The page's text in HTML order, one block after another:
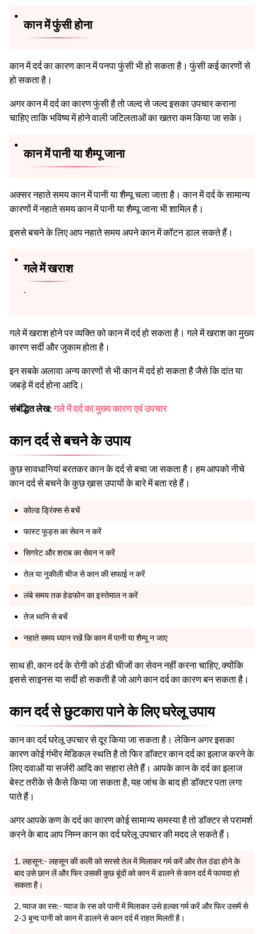
कान में फुंसी होना
कान में दर्द का कारण कान में पनपा फुंसी भी हो सकता है। फुंसी कई कारणों से
हो सकता है।
अगर कान में दर्द का कारण फुंसी है तो जल्द से जल्द इसका उपचार कराना
चाहिए ताकि भविष्य में होने वाली जटिलताओं का खतरा कम किया जा सके।
कान में पानी या शैम्पू जाना
अक्सर नहाते समय कान में पानी या शैम्पू चला जाता है। कान में दर्द के सामान्य
कारणों में नहाते समय कान में पानी या शैम्पू जाना भी शामिल है।
इससे बचने के लिए आप नहाते समय अपने कान में कॉटन डाल सकते हैं।
गले में खराश
`
गले में खराश होने पर व्यक्ति को कान में दर्द हो सकता है। गले में खराश का मुख्य
कारण सर्दी और जुकाम होता है।
इन सबके अलावा अन्य कारणों से भी कान में दर्द हो सकता है जैसे कि दांत या
जबड़े में दर्द होना आदि।
संबंद्धित लेख:गले में दर्द का मुख्य कारण एवं उपचार
कान दर्द से बचने के उपाय
कुछ सावधानियां बरतकर कान के दर्द से बचा जा सकता है। हम आपको नीचे
कान दर्द से बचने के कुछ ख़ास उपायों के बारे में बता रहे हैं।
कोल्ड ड्रिंक्स से बचें
फास्ट फूड्स का सेवन न करें
सिगरेट और शराब का सेवन न करें
तेल या नुकीली चीज से कान की सफाई न करें
लंबे समय तक हेडफोन का इस्तेमाल न करें
तेज ध्वनि से बचें
नहाते समय ध्यान रखें कि कान में पानी या शैम्पू न जाए
साथ ही, कान दर्द के रोगी को ठंडी चीजों का सेवन नहीं करना चाहिए, क्योंकि
इससे साइनस या सर्दी हो सकती है जो आगे कान दर्द का कारण बन सकता है।
कान दर्द से छुटकारा पाने के लिए घरेलू उपाय
कान का दर्द घरेलू उपचार से दूर किया जा सकता है। लेकिन अगर इसका
कारण कोई गंभीर मेडिकल स्थति है तो फिर डॉक्टर कान दर्द का इलाज करने के
लिए दवाओं या सर्जरी आदि का सहारा लेते हैं। आपके कान के दर्द का इलाज
बेस्ट तरीके से कैसे किया जा सकता है, यह जांच के बाद ही डॉक्टर पता लगा
पाते हैं।
अगर आपके कण के दर्द का कारण कोई सामान्य समस्या है तो डॉक्टर से परामर्श
करने के बाद आप निम्न कान का दर्द घरेलू उपचार की मदद ले सकते हैं।
लहसून:- लहसून की कली को सरसो तेल में मिलाकर गर्म करें और तेल ठंडा होने के
बाद उसे छान लें और फिर उसकी कुछ बूंदों को कान में डालने से कान दर्द में फायदा हो
सकता है।
प्याज का रस:- प्याज के रस को पानी में मिलाकर उसे हल्का गर्म करें और फिर उसमें से
2-3 बून्द पानी को कान में डालने से कान दर्द में राहत मिलती है।